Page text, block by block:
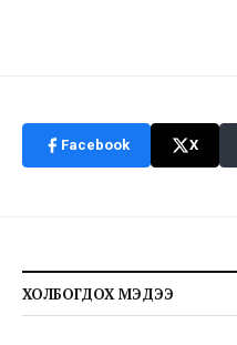
Facebook X
ХОЛБОГДОХ МЭДЭЭ